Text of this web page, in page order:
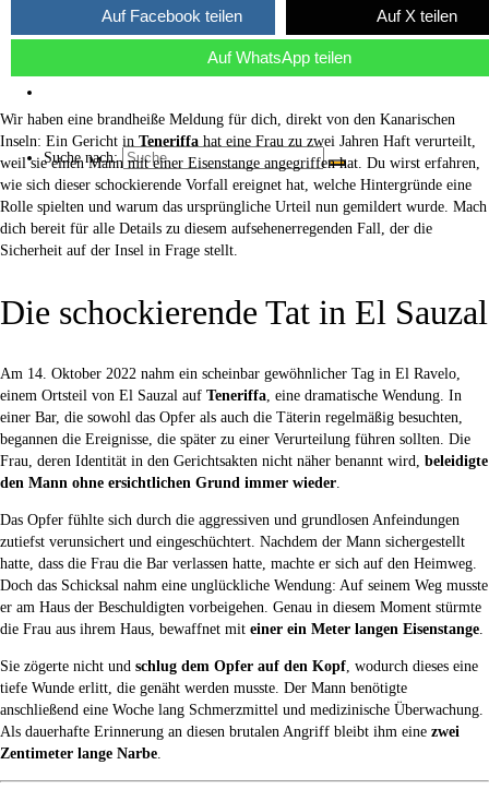
Über uns
Suche nach:
Auf Facebook teilen Auf X teilen
Auf WhatsApp teilen
Wir haben eine brandheiße Meldung für dich, direkt von den Kanarischen
Inseln: Ein Gericht in Teneriffa hat eine Frau zu zwei Jahren Haft verurteilt,
weil sie einen Mann mit einer Eisenstange angegriffen hat. Du wirst erfahren,
wie sich dieser schockierende Vorfall ereignet hat, welche Hintergründe eine
Rolle spielten und warum das ursprüngliche Urteil nun gemildert wurde. Mach
dich bereit für alle Details zu diesem aufsehenerregenden Fall, der die
Sicherheit auf der Insel in Frage stellt.
Die schockierende Tat in El Sauzal
Am 14. Oktober 2022 nahm ein scheinbar gewöhnlicher Tag in El Ravelo,
einem Ortsteil von El Sauzal auf Teneriffa, eine dramatische Wendung. In
einer Bar, die sowohl das Opfer als auch die Täterin regelmäßig besuchten,
begannen die Ereignisse, die später zu einer Verurteilung führen sollten. Die
Frau, deren Identität in den Gerichtsakten nicht näher benannt wird, beleidigte
den Mann ohne ersichtlichen Grund immer wieder.
Das Opfer fühlte sich durch die aggressiven und grundlosen Anfeindungen
zutiefst verunsichert und eingeschüchtert. Nachdem der Mann sichergestellt
hatte, dass die Frau die Bar verlassen hatte, machte er sich auf den Heimweg.
Doch das Schicksal nahm eine unglückliche Wendung: Auf seinem Weg musste
er am Haus der Beschuldigten vorbeigehen. Genau in diesem Moment stürmte
die Frau aus ihrem Haus, bewaffnet mit einer ein Meter langen Eisenstange.
Sie zögerte nicht und schlug dem Opfer auf den Kopf, wodurch dieses eine
tiefe Wunde erlitt, die genäht werden musste. Der Mann benötigte
anschließend eine Woche lang Schmerzmittel und medizinische Überwachung.
Als dauerhafte Erinnerung an diesen brutalen Angriff bleibt ihm eine zwei
Zentimeter lange Narbe.